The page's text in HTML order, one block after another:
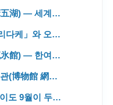
연유산의 다섯 호수
해로 이어지는 감자밭
에도 −15℃의 세계
이지 시대 감옥이 그대로
두 배로 재밌다